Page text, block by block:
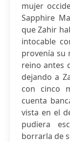
mujer
Sapphire
que Zahir
intocable
provenía su
reino antes
dejando a
con cinco
cuenta
vista en el
pudiera
borrarla de